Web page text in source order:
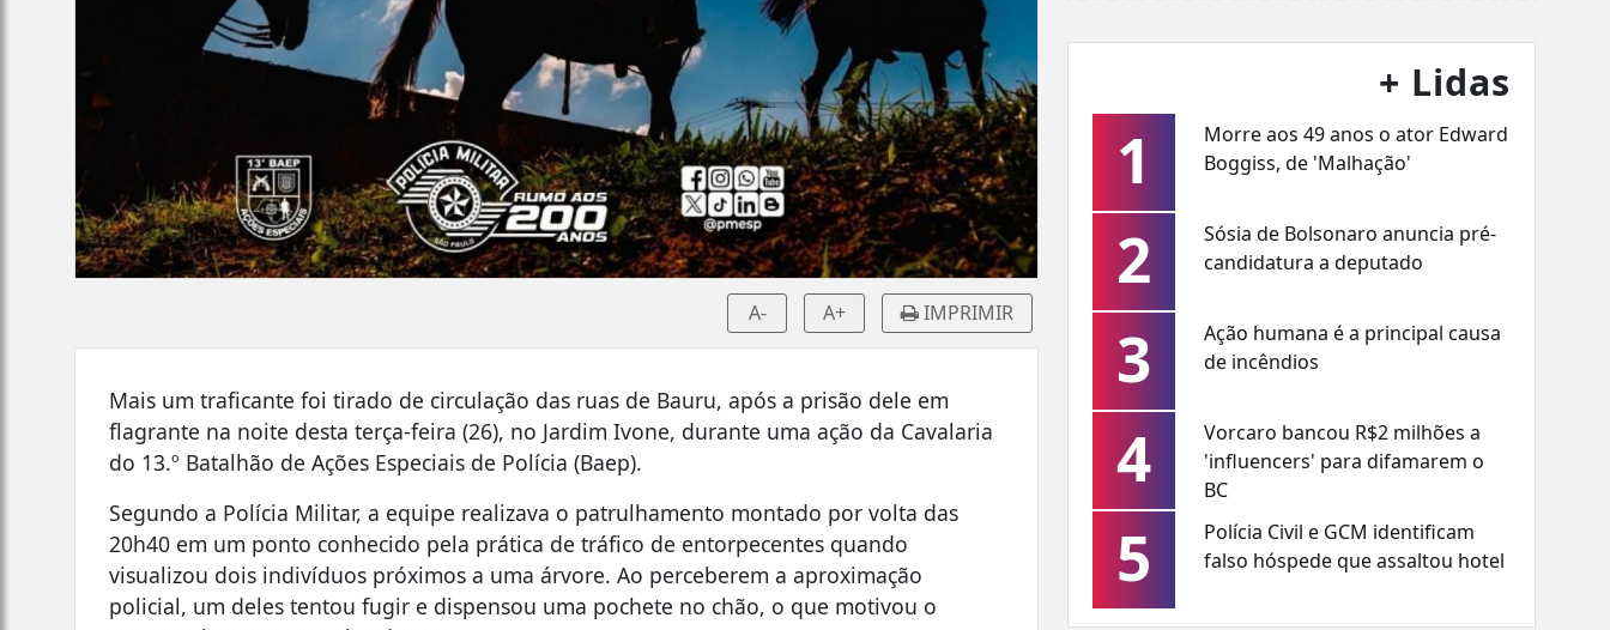
A- A+ IMPRIMIR
Mais um traficante foi tirado de circulação das ruas de Bauru, após a prisão dele em
flagrante na noite desta terça-feira (26), no Jardim Ivone, durante uma ação da Cavalaria
do 13.º Batalhão de Ações Especiais de Polícia (Baep).
Segundo a Polícia Militar, a equipe realizava o patrulhamento montado por volta das
20h40 em um ponto conhecido pela prática de tráfico de entorpecentes quando
visualizou dois indivíduos próximos a uma árvore. Ao perceberem a aproximação
policial, um deles tentou fugir e dispensou uma pochete no chão, o que motivou o
+ Lidas
1
Morre aos 49 anos o ator Edward
Boggiss, de 'Malhação'
2
Sósia de Bolsonaro anuncia pré-
candidatura a deputado
3
Ação humana é a principal causa
de incêndios
4
Vorcaro bancou R$2 milhões a
'influencers' para difamarem o
BC
5
Polícia Civil e GCM identificam
falso hóspede que assaltou hotel